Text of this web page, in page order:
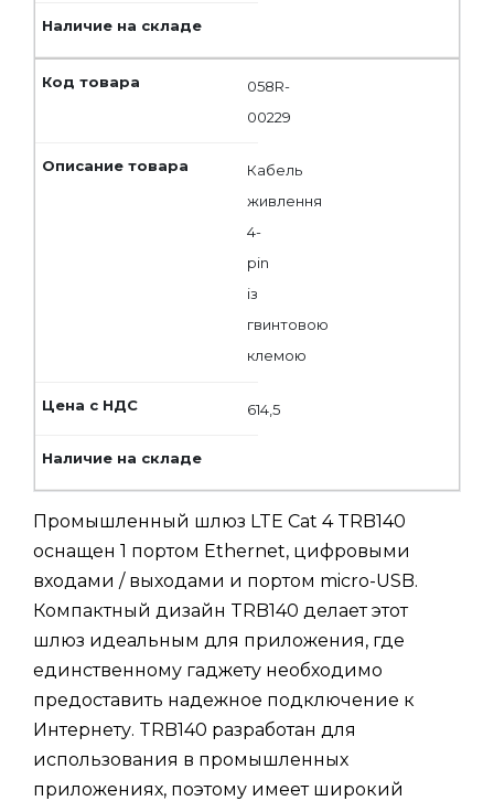
058R-
00229
Кабель
живлення
4-
pin
із
гвинтовою
клемою
614,5
Промышленный шлюз LTE Cat 4 TRB140
оснащен 1 портом Ethernet, цифровыми
входами / выходами и портом micro-USB.
Компактный дизайн TRB140 делает этот
шлюз идеальным для приложения, где
единственному гаджету необходимо
предоставить надежное подключение к
Интернету. TRB140 разработан для
использования в промышленных
приложениях, поэтому имеет широкий